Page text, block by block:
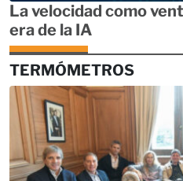
La velocidad como
era de la IA
TERMÓMETROS